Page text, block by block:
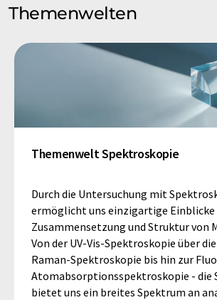
Themenwelten
Themenwelt Spektroskopie
Durch die Untersuchung mit
ermöglicht uns einzigartige Einblicke
Zusammensetzung und Struktur von
Von der UV-Vis-Spektroskopie über
Raman-Spektroskopie bis hin zur
Atomabsorptionsspektroskopie - die
bietet uns ein breites Spektrum an